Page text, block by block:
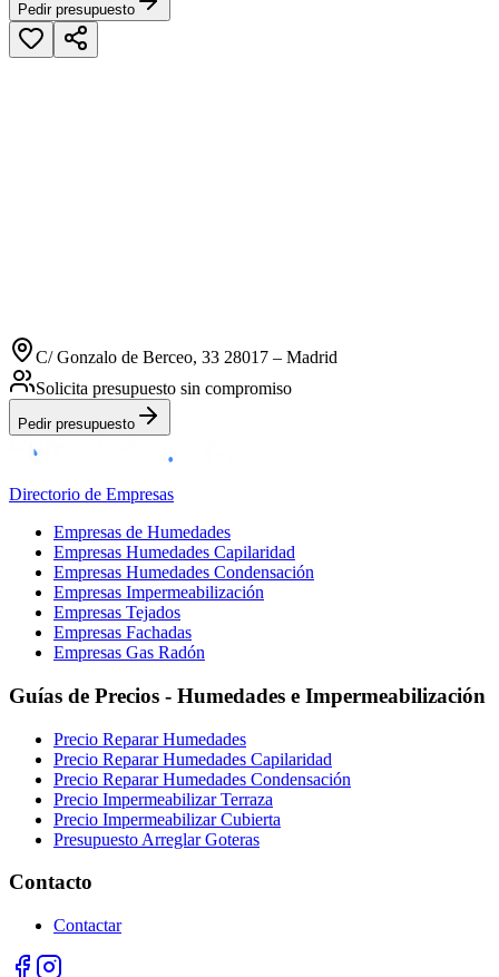
Pedir presupuesto
C/ Gonzalo de Berceo, 33 28017 – Madrid
Solicita presupuesto sin compromiso
Pedir presupuesto
Directorio de Empresas
Empresas de Humedades
Empresas Humedades Capilaridad
Empresas Humedades Condensación
Empresas Impermeabilización
Empresas Tejados
Empresas Fachadas
Empresas Gas Radón
Guías de Precios - Humedades e Impermeabilización
Precio Reparar Humedades
Precio Reparar Humedades Capilaridad
Precio Reparar Humedades Condensación
Precio Impermeabilizar Terraza
Precio Impermeabilizar Cubierta
Presupuesto Arreglar Goteras
Contacto
Contactar